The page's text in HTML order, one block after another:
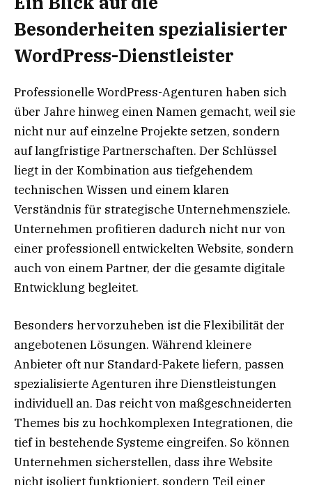
Besonderheiten spezialisierter
WordPress-Dienstleister
Professionelle WordPress-Agenturen haben sich
über Jahre hinweg einen Namen gemacht, weil sie
nicht nur auf einzelne Projekte setzen, sondern
auf langfristige Partnerschaften. Der Schlüssel
liegt in der Kombination aus tiefgehendem
technischen Wissen und einem klaren
Verständnis für strategische Unternehmensziele.
Unternehmen profitieren dadurch nicht nur von
einer professionell entwickelten Website, sondern
auch von einem Partner, der die gesamte digitale
Entwicklung begleitet.
Besonders hervorzuheben ist die Flexibilität der
angebotenen Lösungen. Während kleinere
Anbieter oft nur Standard-Pakete liefern, passen
spezialisierte Agenturen ihre Dienstleistungen
individuell an. Das reicht von maßgeschneiderten
Themes bis zu hochkomplexen Integrationen, die
tief in bestehende Systeme eingreifen. So können
Unternehmen sicherstellen, dass ihre Website
nicht isoliert funktioniert, sondern Teil einer